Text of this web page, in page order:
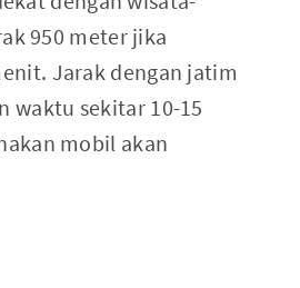
950 meter jika
Jarak dengan jatim
waktu sekitar 10-15
mobil akan